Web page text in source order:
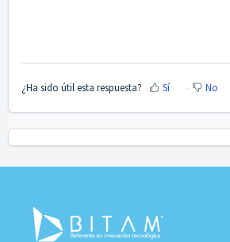
¿Ha sido útil esta respuesta? Sí No